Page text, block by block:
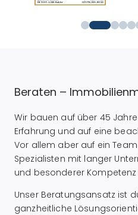
Beraten –
Wir bauen auf über 45
Erfahrung und auf eine
Vor allem aber auf ein
Spezialisten mit langer
und besonderer
Unser Beratungsansatz ist
ganzheitliche